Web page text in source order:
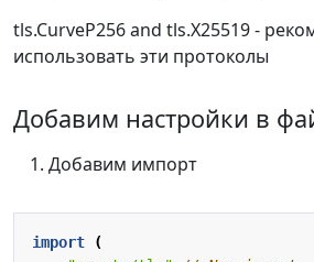
tls.CurveP256 and tls.X25519 -
использовать эти протоколы
Добавим настройки в
Добавим импорт
import
(